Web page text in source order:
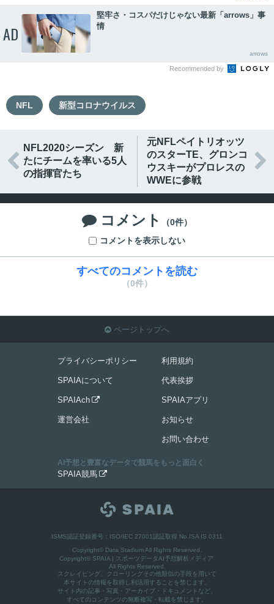
AD
堅牢さ・コスパだけじゃない最新「arrows」事
情
arrows
Recommended by
NFL 新型コロナウイルス

NFL2020シーズン 新
たにチームを率いる5人
の指揮官たち
元NFLペイトリオッツ
のスターTE、グロンコ
ウスキーがプロレスの
WWEに参戦

 コメント
（0件）
コメントを表示しない
すべてのコメントを読む
（0件）
 ページトップへ
プライバシーポリシー
SPAIAについて
SPAIAch 
運営会社
利用規約
代表挨拶
SPAIAアプリ
お知らせ
お問い合わせ
AI予想と豊富なデータで競馬をもっと面白く
SPAIA競馬 
ISMS認証登録番号：ISO/IEC 27001認証取得 No.ISA IS 0311
Copyright© Data Stadium All Rights Reserved.
Copyright© SPAIA | スポーツデータAI予想解析メディア
All Rights Reserved.
スクレイピング、クローリングその他類似の手段を用いて
本サイトの情報を取得し利活用することを禁じます。
サイト内の記事・写真・アーカイブ・ドキュメントなど、
すべてのコンテンツの無断複写・転載を禁じます。